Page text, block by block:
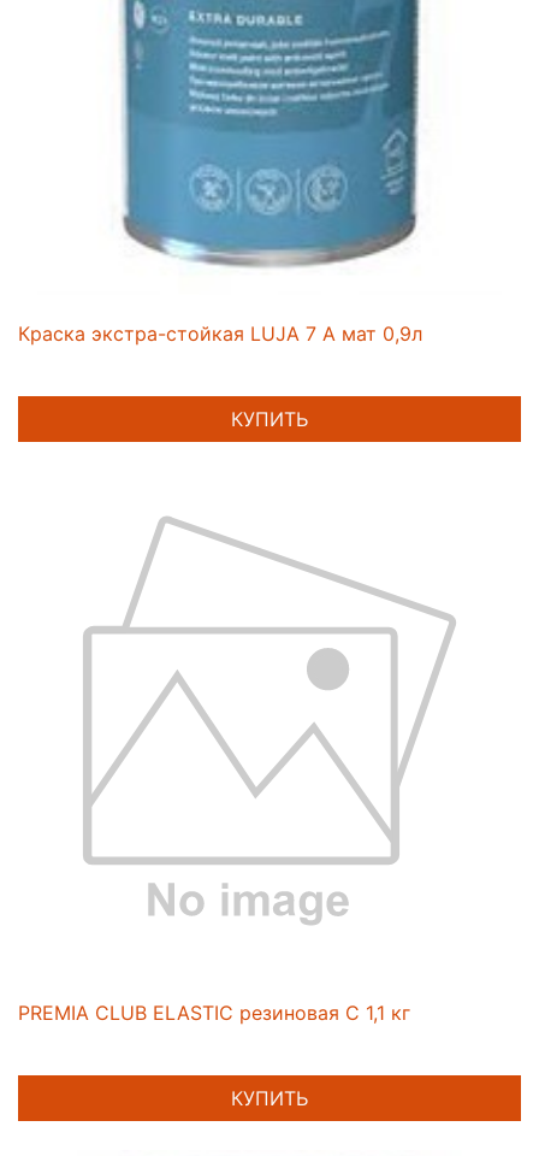
Краска экстра-стойкая LUJA 7 A мат 0,9л
КУПИТЬ
PREMIA CLUB ELASTIC резиновая C 1,1 кг
КУПИТЬ